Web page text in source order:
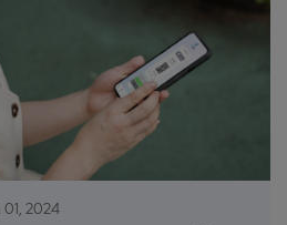
01, 2024